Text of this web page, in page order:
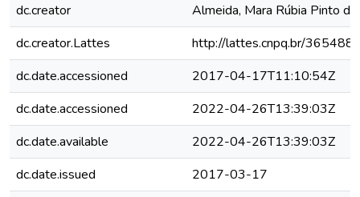
dc.creator
Almeida, Mara Rúbia Pinto de
dc.creator.Lattes
http://lattes.cnpq.br/
dc.date.accessioned
2017-04-17T11:10:54Z
dc.date.accessioned
2022-04-26T13:39:03Z
dc.date.available
2022-04-26T13:39:03Z
dc.date.issued
2017-03-17